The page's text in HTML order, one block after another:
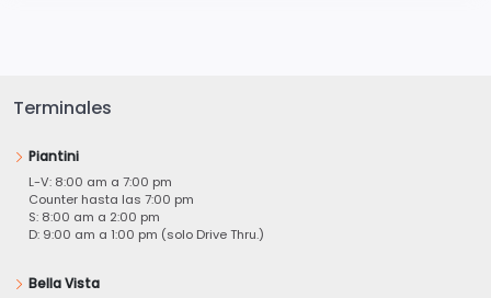
Terminales
Piantini
L-V: 8:00 am a 7:00 pm
Counter hasta las 7:00 pm
S: 8:00 am a 2:00 pm
D: 9:00 am a 1:00 pm (solo Drive Thru.)
Bella Vista